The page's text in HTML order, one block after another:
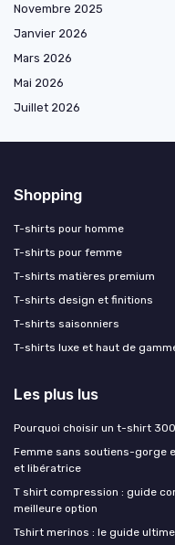
Novembre 2025
Janvier 2026
Mars 2026
Mai 2026
Juillet 2026
Shopping
T-shirts pour homme
T-shirts pour femme
T-shirts matières premium
T-shirts design et finitions
T-shirts saisonniers
T-shirts luxe et haut de
Les plus lus
Pourquoi choisir un t-shirt
Femme sans soutiens-gorge
et libératrice
T shirt compression : guide
meilleure option
Tshirt merinos : le guide